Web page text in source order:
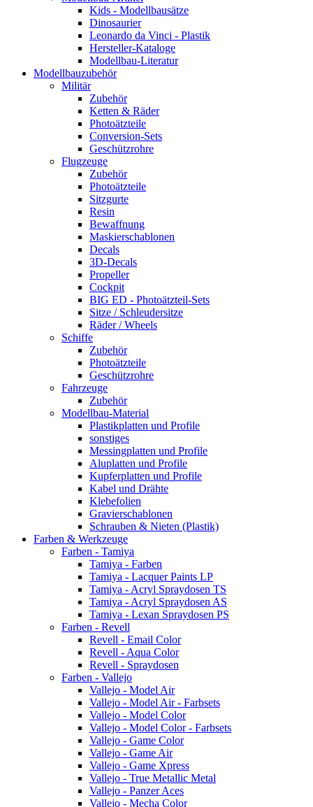
Kids - Modellbausätze
Dinosaurier
Leonardo da Vinci - Plastik
Hersteller-Kataloge
Modellbau-Literatur
Modellbauzubehör
Militär
Zubehör
Ketten & Räder
Photoätzteile
Conversion-Sets
Geschützrohre
Flugzeuge
Zubehör
Photoätzteile
Sitzgurte
Resin
Bewaffnung
Maskierschablonen
Decals
3D-Decals
Propeller
Cockpit
BIG ED - Photoätzteil-Sets
Sitze / Schleudersitze
Räder / Wheels
Schiffe
Zubehör
Photoätzteile
Geschützrohre
Fahrzeuge
Zubehör
Modellbau-Material
Plastikplatten und Profile
sonstiges
Messingplatten und Profile
Aluplatten und Profile
Kupferplatten und Profile
Kabel und Drähte
Klebefolien
Gravierschablonen
Schrauben & Nieten (Plastik)
Farben & Werkzeuge
Farben - Tamiya
Tamiya - Farben
Tamiya - Lacquer Paints LP
Tamiya - Acryl Spraydosen TS
Tamiya - Acryl Spraydosen AS
Tamiya - Lexan Spraydosen PS
Farben - Revell
Revell - Email Color
Revell - Aqua Color
Revell - Spraydosen
Farben - Vallejo
Vallejo - Model Air
Vallejo - Model Air - Farbsets
Vallejo - Model Color
Vallejo - Model Color - Farbsets
Vallejo - Game Color
Vallejo - Game Air
Vallejo - Game Xpress
Vallejo - True Metallic Metal
Vallejo - Panzer Aces
Vallejo - Mecha Color